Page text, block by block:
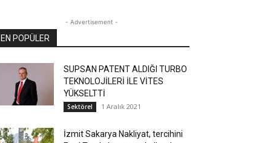
- Advertisement -
EN POPÜLER
SUPSAN PATENT ALDIĞI TURBO
TEKNOLOJİLERİ İLE VİTES
YÜKSELTTİ
Sektörel 1 Aralık 2021
İzmit Sakarya Nakliyat, tercihini